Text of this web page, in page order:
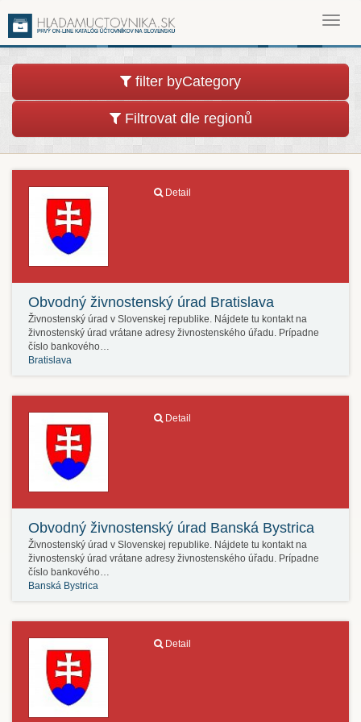
filter byCategory
Filtrovat dle regionů
Detail
Obvodný živnostenský úrad Bratislava
Živnostenský úrad v Slovenskej republike. Nájdete tu kontakt na
živnostenský úrad vrátane adresy živnostenského úřadu. Prípadne
číslo bankového…
Bratislava
Detail
Obvodný živnostenský úrad Banská Bystrica
Živnostenský úrad v Slovenskej republike. Nájdete tu kontakt na
živnostenský úrad vrátane adresy živnostenského úřadu. Prípadne
číslo bankového…
Banská Bystrica
Detail